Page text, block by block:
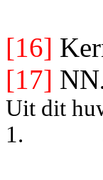
[16]
[17] NN.
Uit dit
1.